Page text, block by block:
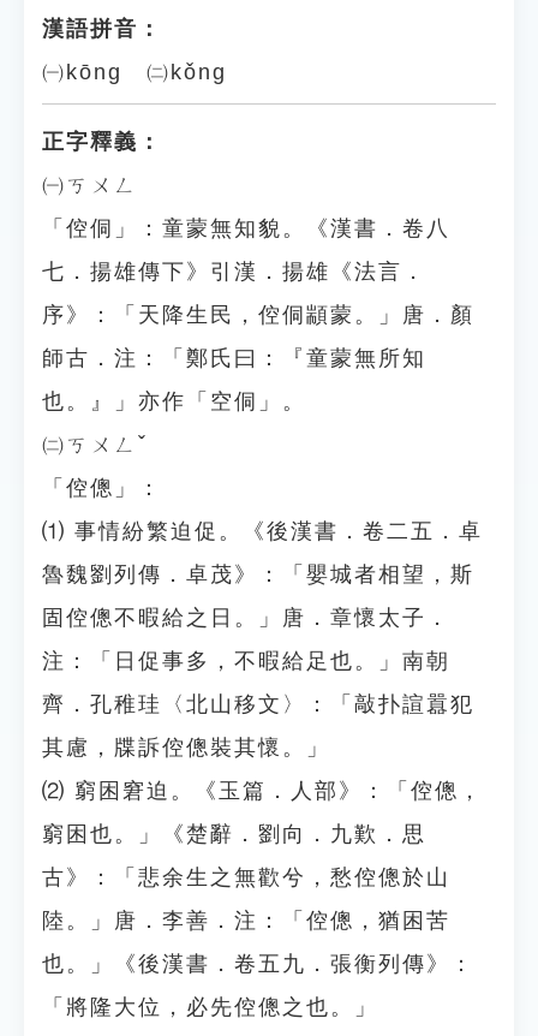
漢語拼音：
㈠kōng ㈡kǒng
正字釋義：
㈠ㄎㄨㄥ
「倥侗」：童蒙無知貌。《漢書．卷八
七．揚雄傳下》引漢．揚雄《法言．
序》：「天降生民，倥侗顓蒙。」唐．顏
師古．注：「鄭氏曰：『童蒙無所知
也。』」亦作「空侗」。
㈡ㄎㄨㄥˇ
「倥傯」：
⑴ 事情紛繁迫促。《後漢書．卷二五．卓
魯魏劉列傳．卓茂》：「嬰城者相望，斯
固倥傯不暇給之日。」唐．章懷太子．
注：「日促事多，不暇給足也。」南朝
齊．孔稚珪〈北山移文〉：「敲扑諠囂犯
其慮，牒訴倥傯裝其懷。」
⑵ 窮困窘迫。《玉篇．人部》：「倥傯，
窮困也。」《楚辭．劉向．九歎．思
古》：「悲余生之無歡兮，愁倥傯於山
陸。」唐．李善．注：「倥傯，猶困苦
也。」《後漢書．卷五九．張衡列傳》：
「將隆大位，必先倥傯之也。」